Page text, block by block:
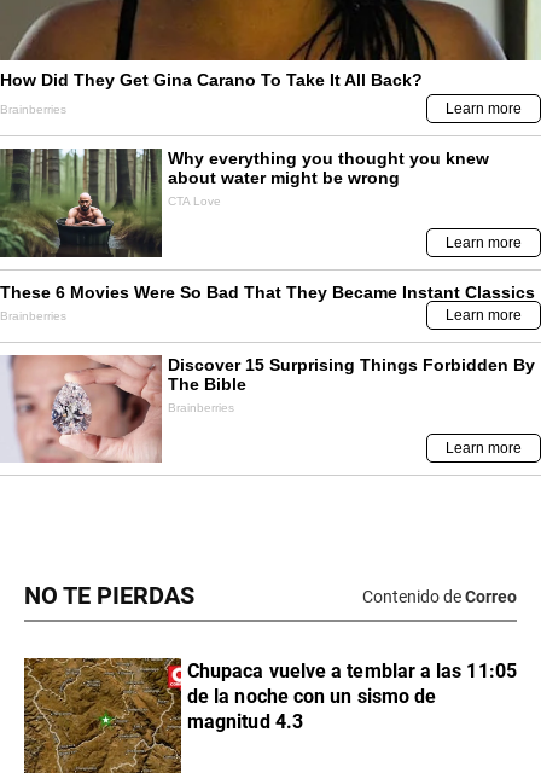
NO TE PIERDAS Contenido deCorreo
Chupaca vuelve a temblar a las 11:05
de la noche con un sismo de
magnitud 4.3